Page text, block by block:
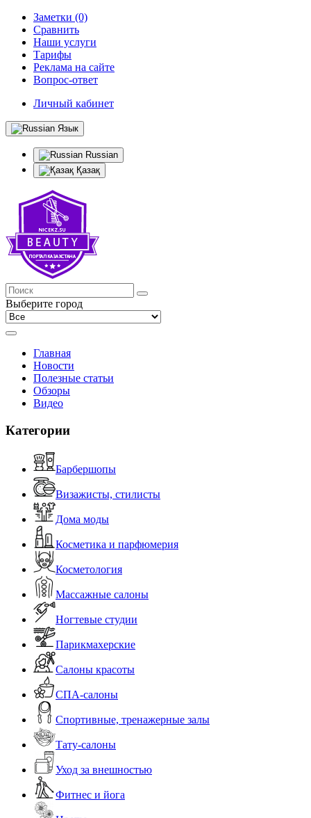
Заметки (0)
Сравнить
Наши услуги
Тарифы
Реклама на сайте
Вопрос-ответ
Личный кабинет
Язык
Russian
Қазақ
Выберите город
Главная
Новости
Полезные статьи
Обзоры
Видео
Категории
Барбершопы
Визажисты, стилисты
Дома моды
Косметика и парфюмерия
Косметология
Массажные салоны
Ногтевые студии
Парикмахерские
Салоны красоты
СПА-салоны
Спортивные, тренажерные залы
Тату-салоны
Уход за внешностью
Фитнес и йога